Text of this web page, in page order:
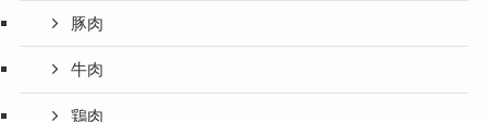
豚肉
牛肉
鶏肉